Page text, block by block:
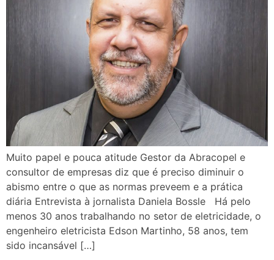
Muito papel e pouca atitude Gestor da Abracopel e
consultor de empresas diz que é preciso diminuir o
abismo entre o que as normas preveem e a prática
diária Entrevista à jornalista Daniela Bossle Há pelo
menos 30 anos trabalhando no setor de eletricidade, o
engenheiro eletricista Edson Martinho, 58 anos, tem
sido incansável […]